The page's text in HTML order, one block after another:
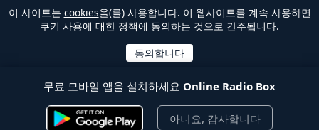
이 사이트는 cookies을(를) 사용합니다. 이 웹사이트를 계속 사용하면
쿠키 사용에 대한 정책에 동의하는 것으로 간주됩니다.
무료 모바일 앱을 설치하세요 Online Radio Box
아니요, 감사합니다